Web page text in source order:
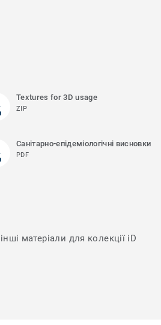
Textures for 3D usage
ZIP
Санітарно-епідеміологічні висновки
PDF
матеріали для колекції iD